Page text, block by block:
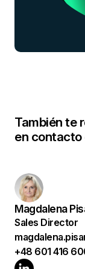
También te
en
Magdalena
Sales Director
+48 601 416